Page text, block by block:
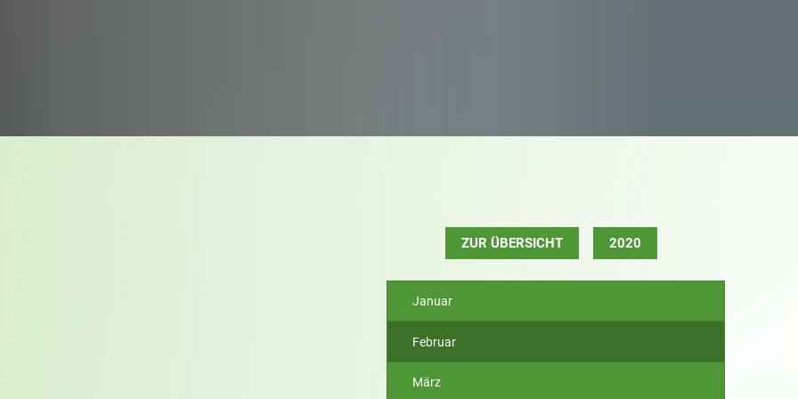
ZUR ÜBERSICHT 2020
Januar
Februar
März